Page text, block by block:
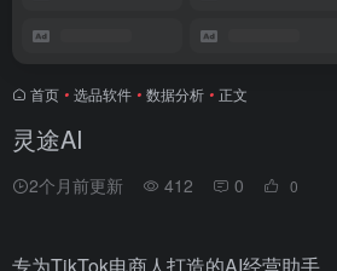
首页 • 选品软件 • 数据分析 • 正文
灵途AI
2个月前更新 412 0 0